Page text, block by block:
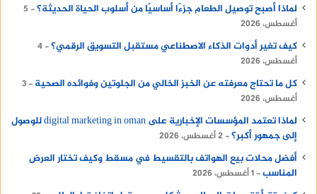
لماذا أصبح توصيل الطعام جزءًا أساسيًا من أسلوب الحياة الحديثة؟
5
أغسطس، 2026
كيف تغير أدوات الذكاء الاصطناعي مستقبل التسويق الرقمي؟ 4
أغسطس، 2026
كل ما تحتاج معرفته عن الخبز الخالي من الجلوتين وفوائده الصحية
3
أغسطس، 2026
لماذا تعتمد المؤسسات الإخبارية على digital marketing in oman للوصول
إلى جمهور أكبر؟ 2 أغسطس، 2026
أفضل محلات بيع الهواتف بالتقسيط في مسقط وكيف تختار العرض
المناسب 1 أغسطس، 2026